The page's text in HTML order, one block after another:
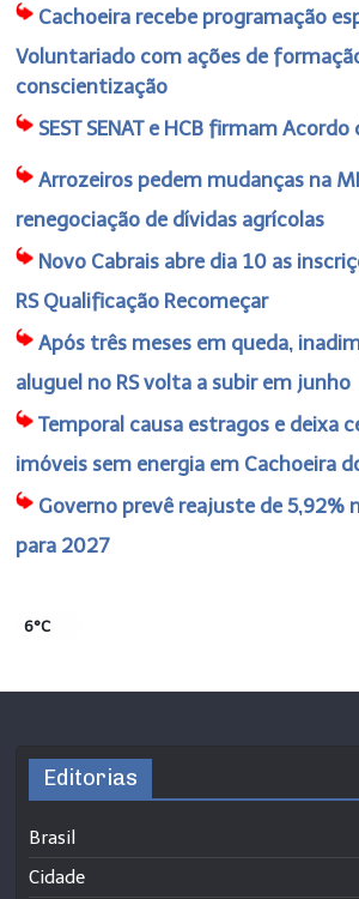
Cachoeira recebe programação
Voluntariado com ações de
conscientização
SEST SENAT e HCB firmam
Arrozeiros pedem mudanças na
renegociação de dívidas agrícolas
Novo Cabrais abre dia 10 as
RS Qualificação Recomeçar
Após três meses em queda,
aluguel no RS volta a subir em junho
Temporal causa estragos e deixa
imóveis sem energia em Cachoeira
Governo prevê reajuste de 5,92%
para 2027
6°C
Editorias
Brasil
Cidade